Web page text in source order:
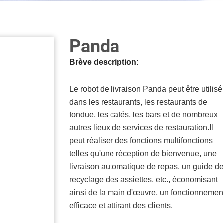
Panda
Brève description:
Le robot de livraison Panda peut être utilisé
dans les restaurants, les restaurants de
fondue, les cafés, les bars et de nombreux
autres lieux de services de restauration.Il
peut réaliser des fonctions multifonctions
telles qu'une réception de bienvenue, une
livraison automatique de repas, un guide de
recyclage des assiettes, etc., économisant
ainsi de la main d'œuvre, un
efficace et attirant des clients.